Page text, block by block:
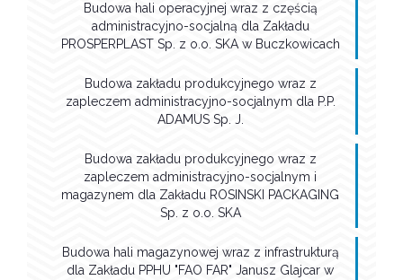
Budowa hali operacyjnej wraz z częścią
administracyjno-socjalną dla Zakładu
PROSPERPLAST Sp. z o.o. SKA w Buczkowicach
Budowa zakładu produkcyjnego wraz z
zapleczem administracyjno-socjalnym dla P.P.
ADAMUS Sp. J.
Budowa zakładu produkcyjnego wraz z
zapleczem administracyjno-socjalnym i
magazynem dla Zakładu ROSINSKI PACKAGING
Sp. z o.o. SKA
Budowa hali magazynowej wraz z infrastrukturą
dla Zakładu PPHU "FAO FAR" Janusz Glajcar w